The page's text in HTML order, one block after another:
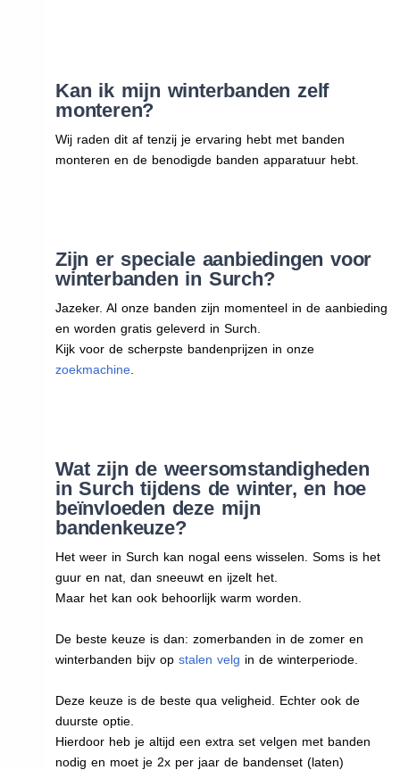
Kan ik mijn winterbanden zelf
monteren?
Wij raden dit af tenzij je ervaring hebt met banden
monteren en de benodigde banden apparatuur hebt.
Zijn er speciale aanbiedingen voor
winterbanden in Surch?
Jazeker. Al onze banden zijn momenteel in de aanbieding
en worden gratis geleverd in Surch.
Kijk voor de scherpste bandenprijzen in onze
zoekmachine.
Wat zijn de weersomstandigheden
in Surch tijdens de winter, en hoe
beïnvloeden deze mijn
bandenkeuze?
Het weer in Surch kan nogal eens wisselen. Soms is het
guur en nat, dan sneeuwt en ijzelt het.
Maar het kan ook behoorlijk warm worden.
De beste keuze is dan: zomerbanden in de zomer en
winterbanden bijv op stalen velg in de winterperiode.
Deze keuze is de beste qua veligheid. Echter ook de
duurste optie.
Hierdoor heb je altijd een extra set velgen met banden
nodig en moet je 2x per jaar de bandenset (laten)